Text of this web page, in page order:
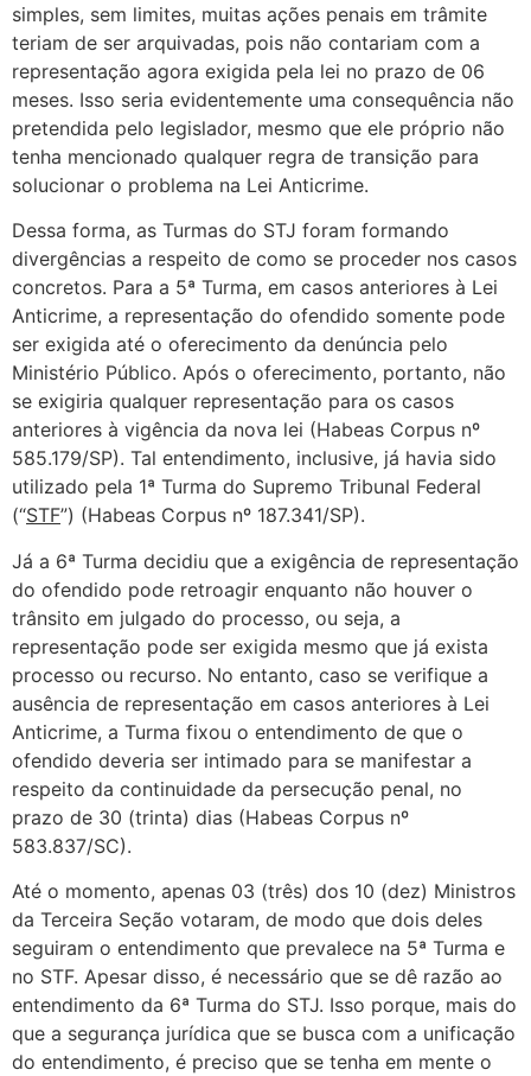
simples, sem limites, muitas ações penais em trâmite
teriam de ser arquivadas, pois não contariam com a
representação agora exigida pela lei no prazo de 06
meses. Isso seria evidentemente uma consequência não
pretendida pelo legislador, mesmo que ele próprio não
tenha mencionado qualquer regra de transição para
solucionar o problema na Lei Anticrime.
Dessa forma, as Turmas do STJ foram formando
divergências a respeito de como se proceder nos casos
concretos. Para a 5ª Turma, em casos anteriores à Lei
Anticrime, a representação do ofendido somente pode
ser exigida até o oferecimento da denúncia pelo
Ministério Público. Após o oferecimento, portanto, não
se exigiria qualquer representação para os casos
anteriores à vigência da nova lei (Habeas Corpus nº
585.179/SP). Tal entendimento, inclusive, já havia sido
utilizado pela 1ª Turma do Supremo Tribunal Federal
(“STF”) (Habeas Corpus nº 187.341/SP).
Já a 6ª Turma decidiu que a exigência de representação
do ofendido pode retroagir enquanto não houver o
trânsito em julgado do processo, ou seja, a
representação pode ser exigida mesmo que já exista
processo ou recurso. No entanto, caso se verifique a
ausência de representação em casos anteriores à Lei
Anticrime, a Turma fixou o entendimento de que o
ofendido deveria ser intimado para se manifestar a
respeito da continuidade da persecução penal, no
prazo de 30 (trinta) dias (Habeas Corpus nº
583.837/SC).
Até o momento, apenas 03 (três) dos 10 (dez) Ministros
da Terceira Seção votaram, de modo que dois deles
seguiram o entendimento que prevalece na 5ª Turma e
no STF. Apesar disso, é necessário que se dê razão ao
entendimento da 6ª Turma do STJ. Isso porque, mais do
que a segurança jurídica que se busca com a unificação
do entendimento, é preciso que se tenha em mente o